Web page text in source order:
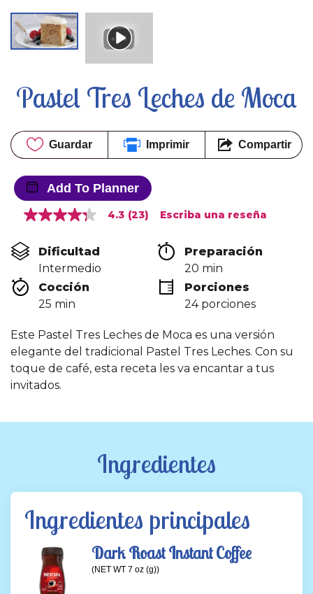
Pastel Tres Leches de Moca
Guardar Imprimir Compartir
Add To Planner
4.3
5
estrellas,
valor
medio
de
valoración.
Read
Reviews.
Enlace
en
la
misma
página.
4.3 (23) Escriba una reseña
Dificultad
Intermedio
Preparación
20 min
Cocción
25 min
Porciones
24 porciones
Este Pastel Tres Leches de Moca es una versión
elegante del tradicional Pastel Tres Leches. Con su
toque de café, esta receta les va encantar a tus
invitados.
Ingredientes
Ingredientes principales
Dark Roast Instant Coffee
(NET WT 7 oz (g))